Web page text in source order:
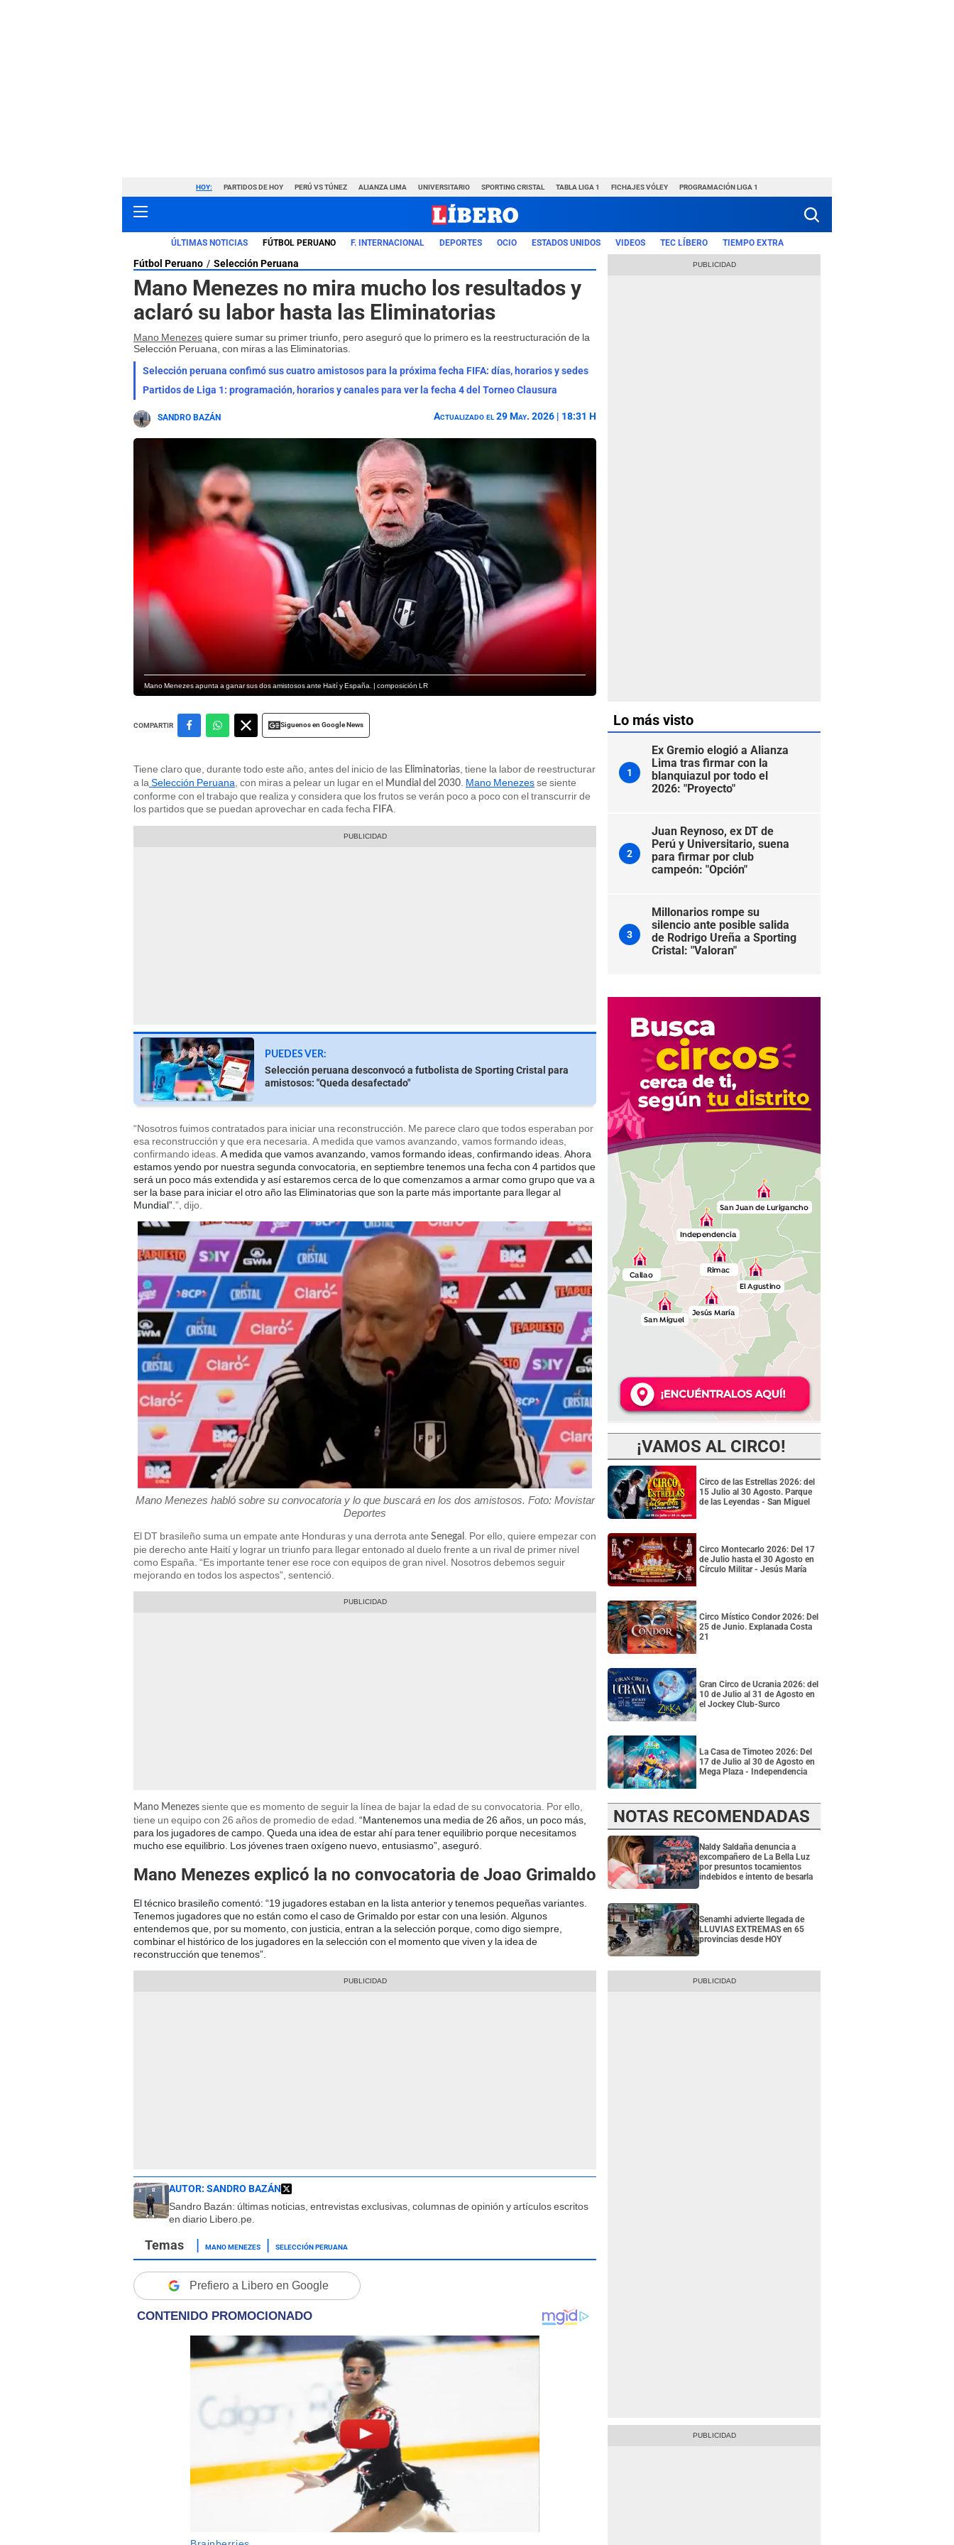
HOY: PARTIDOS DE HOY PERÚ VS TÚNEZ ALIANZA LIMA UNIVERSITARIO SPORTING CRISTAL TABLA LIGA 1 FICHAJES VÓLEY PROGRAMACIÓN LIGA 1
ÚLTIMAS NOTICIAS FÚTBOL PERUANO F. INTERNACIONAL DEPORTES OCIO ESTADOS UNIDOS VIDEOS TEC LÍBERO TIEMPO EXTRA
Fútbol Peruano Selección Peruana
Mano Menezes no mira mucho los resultados y
aclaró su labor hasta las Eliminatorias
Mano Menezesquiere sumar su primer triunfo, pero aseguró que lo primero es la reestructuración de la
Selección Peruana, con miras a las Eliminatorias.
Selección peruana confimó sus cuatro amistosos para la próxima fecha FIFA: días, horarios y sedes
Partidos de Liga 1: programación, horarios y canales para ver la fecha 4 del Torneo Clausura
SANDRO BAZÁN Actualizado el 29 May. 2026 | 18:31 H
Mano Menezes apunta a ganar sus dos amistosos ante Haití y España. | composición LR
COMPARTIR Siguenos en Google News
Tiene claro que, durante todo este año, antes del inicio de las Eliminatorias , tiene la labor de reestructurar
a la Selección Peruana , con miras a pelear un lugar en el Mundial del 2030 Mano Menezesse siente
conforme con el trabajo que realiza y considera que los frutos se verán poco a poco con el transcurrir de
los partidos que se puedan aprovechar en cada fecha FIFA
PUEDES VER:
Selección peruana desconvocó a futbolista de Sporting Cristal para
amistosos: "Queda desafectado"
“Nosotros fuimos contratados para iniciar una reconstrucción. Me parece claro que todos esperaban por
esa reconstrucción y que era necesaria. A medida que vamos avanzando, vamos formando ideas,
confirmando ideas. A medida que vamos avanzando, vamos formando ideas, confirmando ideas. Ahora
estamos yendo por nuestra segunda convocatoria, en septiembre tenemos una fecha con 4 partidos que
será un poco más extendida y así estaremos cerca de lo que comenzamos a armar como grupo que va a
ser la base para iniciar el otro año las Eliminatorias que son la parte más importante para llegar al
Mundial”. ”, dijo.
Mano Menezes habló sobre su convocatoria y lo que buscará en los dos amistosos. Foto: Movistar
Deportes
El DT brasileño suma un empate ante Honduras y una derrota ante Senegal
. Por ello, quiere empezar con
pie derecho ante Haití y lograr un triunfo para llegar entonado al duelo frente a un rival de primer nivel
como España. “Es importante tener ese roce con equipos de gran nivel. Nosotros debemos seguir
mejorando en todos los aspectos”, sentenció.
Mano Menezes siente que es momento de seguir la línea de bajar la edad de su convocatoria. Por ello,
tiene un equipo con 26 años de promedio de edad. “Mantenemos una media de 26 años, un poco más,
para los jugadores de campo. Queda una idea de estar ahí para tener equilibrio porque necesitamos
mucho ese equilibrio. Los jóvenes traen oxígeno nuevo, entusiasmo”, aseguró.
Mano Menezes explicó la no convocatoria de Joao Grimaldo
El técnico brasileño comentó: “19 jugadores estaban en la lista anterior y tenemos pequeñas variantes.
Tenemos jugadores que no están como el caso de Grimaldo por estar con una lesión. Algunos
entendemos que, por su momento, con justicia, entran a la selección porque, como digo siempre,
combinar el histórico de los jugadores en la selección con el momento que viven y la idea de
reconstrucción que tenemos”.
AUTOR: SANDRO BAZÁN
Sandro Bazán: últimas noticias, entrevistas exclusivas, columnas de opinión y artículos escritos
en diario Libero.pe.
MANO MENEZES SELECCIÓN PERUANA
Prefiero a Libero en Google
Lo más visto
1
Ex Gremio elogió a Alianza
Lima tras firmar con la
blanquiazul por todo el
2026: "Proyecto"
2
Juan Reynoso, ex DT de
Perú y Universitario, suena
para firmar por club
campeón: "Opción"
3
Millonarios rompe su
silencio ante posible salida
de Rodrigo Ureña a Sporting
Cristal: "Valoran"
¡VAMOS AL CIRCO!
Circo de las Estrellas 2026: del
15 Julio al 30 Agosto. Parque
de las Leyendas - San Miguel
Circo Montecarlo 2026: Del 17
de Julio hasta el 30 Agosto en
Círculo Militar - Jesús María
Circo Místico Condor 2026: Del
25 de Junio. Explanada Costa
21
Gran Circo de Ucrania 2026: del
10 de Julio al 31 de Agosto en
el Jockey Club-Surco
La Casa de Timoteo 2026: Del
17 de Julio al 30 de Agosto en
Mega Plaza - Independencia
NOTAS RECOMENDADAS
Naldy Saldaña denuncia a
excompañero de La Bella Luz
por presuntos tocamientos
indebidos e intento de besarla
Senamhi advierte llegada de
LLUVIAS EXTREMAS en 65
provincias desde HOY